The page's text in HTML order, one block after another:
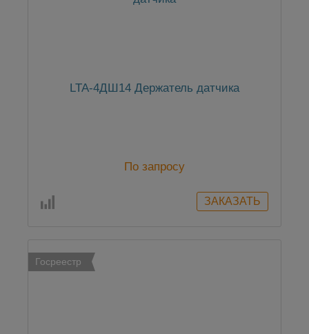
LTA-4ДШ14 Держатель датчика
По запросу
Госреестр